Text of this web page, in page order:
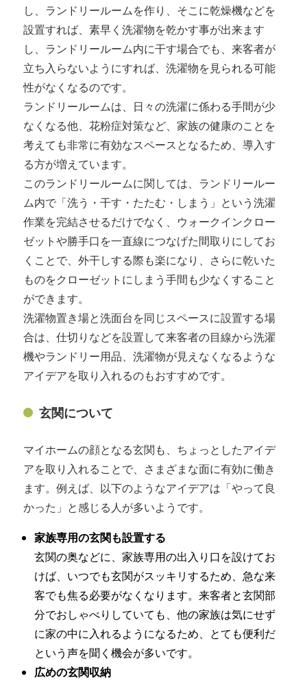
し、ランドリールームを作り、そこに乾燥機などを
設置すれば、素早く洗濯物を乾かす事が出来ます
し、ランドリールーム内に干す場合でも、来客者が
立ち入らないようにすれば、洗濯物を見られる可能
性がなくなるのです。
ランドリールームは、日々の洗濯に係わる手間が少
なくなる他、花粉症対策など、家族の健康のことを
考えても非常に有効なスペースとなるため、導入す
る方が増えています。
このランドリールームに関しては、ランドリールー
ム内で「洗う・干す・たたむ・しまう」という洗濯
作業を完結させるだけでなく、ウォークインクロー
ゼットや勝手口を一直線につなげた間取りにしてお
くことで、外干しする際も楽になり、さらに乾いた
ものをクローゼットにしまう手間も少なくすること
ができます。
洗濯物置き場と洗面台を同じスペースに設置する場
合は、仕切りなどを設置して来客者の目線から洗濯
機やランドリー用品、洗濯物が見えなくなるような
アイデアを取り入れるのもおすすめです。
玄関について
マイホームの顔となる玄関も、ちょっとしたアイデ
アを取り入れることで、さまざまな面に有効に働き
ます。例えば、以下のようなアイデアは「やって良
かった」と感じる人が多いようです。
家族専用の玄関も設置する
玄関の奥などに、家族専用の出入り口を設けてお
けば、いつでも玄関がスッキリするため、急な来
客でも焦る必要がなくなります。来客者と玄関部
分でおしゃべりしていても、他の家族は気にせず
に家の中に入れるようになるため、とても便利だ
という声を聞く機会が多いです。
広めの玄関収納